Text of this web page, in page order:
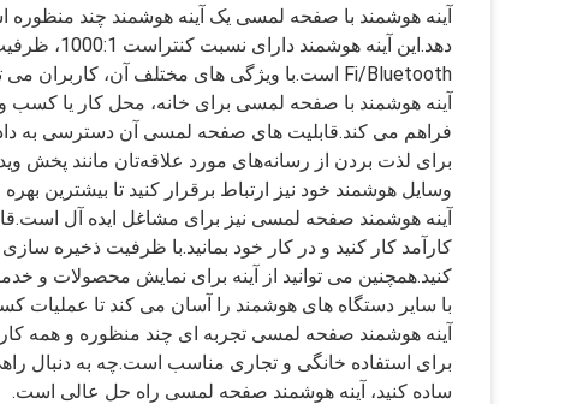
آینه هوشمند با صفحه لمسی یک آینه هوشمند چند
Fi/Bluetooth است.با ویژگی های مختلف آن، کاربران می توانند آینه هوشمند خود را متناسب با نیازها و ترجیحات خود بسازند.
آینه هوشمند با صفحه لمسی برای خانه، محل کار یا
فراهم می کند.قابلیت های صفحه لمسی آن دسترسی به
وسایل هوشمند خود نیز ارتباط برقرار کنید تا بیشترین بهره
آینه هوشمند صفحه لمسی نیز برای مشاغل ایده آل
با سایر دستگاه های هوشمند را آسان می کند تا عملیات
آینه هوشمند صفحه لمسی تجربه ای چند منظوره و همه
برای استفاده خانگی و تجاری مناسب است.چه به دنبال
ساده کنید، آینه هوشمند صفحه لمسی راه حل عالی است.